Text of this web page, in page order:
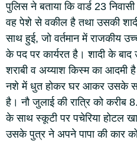
पुलिस ने बताया कि वार्ड 23
वह पेशे से वकील है तथा उसकी
साथ हुई, जो वर्तमान में राजकीय
के पद पर कार्यरत है। शादी के
शराबी व अय्याश किस्म का
नशे में धुत होकर घर आकर उसके
है। नौ जुलाई की रात्रि को
के साथ स्कूटी पर पचेरिया होटल
उसके पुत्र ने अपने पापा की कार